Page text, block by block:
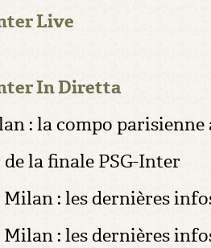
Live
In Diretta
: la compo
la finale PSG-Inter
Milan : les dernières
Milan : les dernières